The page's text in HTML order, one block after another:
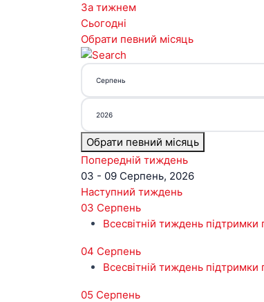
За тижнем
Сьогодні
Обрати певний місяць
Обрати певний місяць
Попередній тиждень
03 - 09 Серпень, 2026
Наступний тиждень
03 Серпень
Всесвітній тиждень підтримки
04 Серпень
Всесвітній тиждень підтримки
05 Серпень